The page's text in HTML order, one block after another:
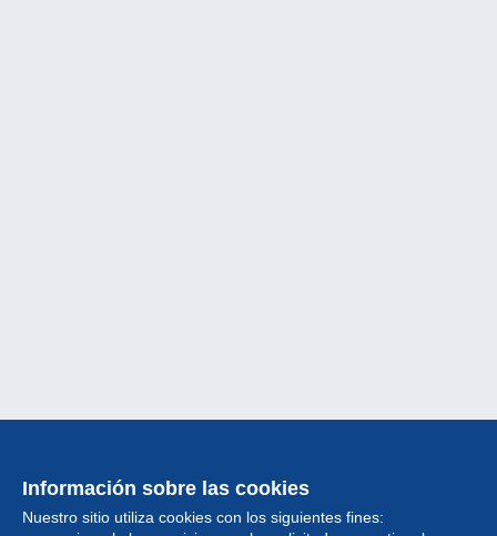
Información sobre las cookies
Nuestro sitio utiliza cookies con los siguientes fines: